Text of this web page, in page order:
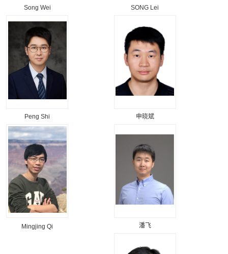
Song Wei SONG Lei
Peng Shi 申晓斌
Mingjing Qi 潘飞